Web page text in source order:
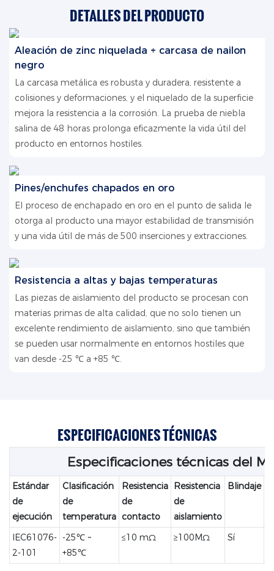
DETALLES DEL PRODUCTO
Aleación de zinc niquelada + carcasa de nailon
negro
La carcasa metálica es robusta y duradera, resistente a
colisiones y deformaciones, y el niquelado de la superficie
mejora la resistencia a la corrosión. La prueba de niebla
salina de 48 horas prolonga eficazmente la vida útil del
producto en entornos hostiles.
Pines/enchufes chapados en oro
El proceso de enchapado en oro en el punto de salida le
otorga al producto una mayor estabilidad de transmisión
y una vida útil de más de 500 inserciones y extracciones.
Resistencia a altas y bajas temperaturas
Las piezas de aislamiento del producto se procesan con
materias primas de alta calidad, que no solo tienen un
excelente rendimiento de aislamiento, sino que también
se pueden usar normalmente en entornos hostiles que
van desde -25 ℃ a +85 ℃.
ESPECIFICACIONES TÉCNICAS
Especificaciones técnicas del
Estándar
de
ejecución
Clasificación
de
temperatura
Resistencia
de
contacto
Resistencia
de
aislamiento
Blindaje
IEC61076-
2-101
-25℃ ~
+85℃
≤10 mΩ ≥100MΩ Sí